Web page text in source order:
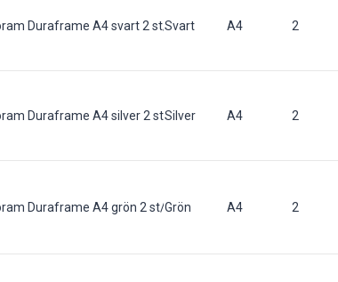
Duraframe A4 svart 2 st/fpSvart A4 2
Duraframe A4 silver 2 st/fpSilver A4 2
Duraframe A4 grön 2 st/fpGrön A4 2